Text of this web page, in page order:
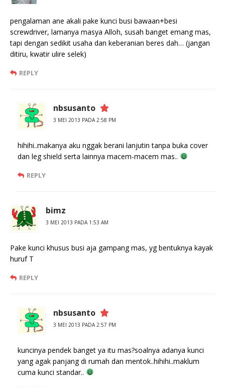
pengalaman ane akali pake kunci busi bawaan+besi
screwdriver, lamanya masya Alloh, susah banget emang mas,
tapi dengan sedikit usaha dan keberanian beres dah… (jangan
ditiru, kwatir ulire selek)
REPLY
nbsusanto
3 MEI 2013 PADA 2:58 PM
hihihi..makanya aku nggak berani lanjutin tanpa buka cover
dan leg shield serta lainnya macem-macem mas..
REPLY
bimz
3 MEI 2013 PADA 1:53 AM
Pake kunci khusus busi aja gampang mas, yg bentuknya kayak
huruf T
REPLY
nbsusanto
3 MEI 2013 PADA 2:57 PM
kuncinya pendek banget ya itu mas?soalnya adanya kunci
yang agak panjang di rumah dan mentok..hihihi..maklum
cuma kunci standar..